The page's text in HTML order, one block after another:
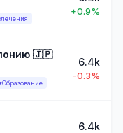
+0.9%
🇯🇵
6.4k
-0.3%
6.4k